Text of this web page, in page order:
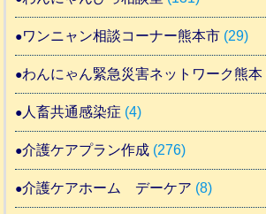
ワンニャン相談コーナー熊本市 (29)
わんにゃん緊急災害ネットワーク熊本
人畜共通感染症 (4)
介護ケアプラン作成 (276)
介護ケアホーム デーケア (8)